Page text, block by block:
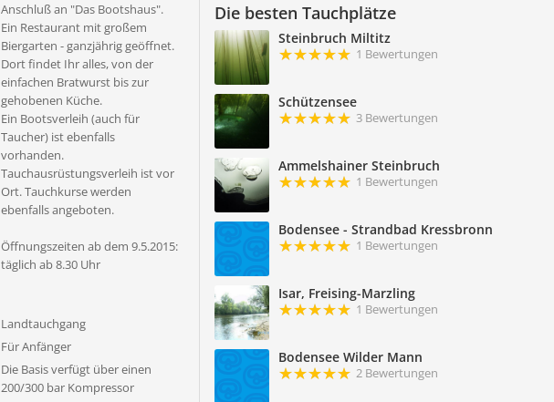
Die besten Tauchplätze
Steinbruch Miltitz
1 Bewertungen
Schützensee
3 Bewertungen
Ammelshainer Steinbruch
1 Bewertungen
Bodensee - Strandbad Kressbronn
1 Bewertungen
Isar, Freising-Marzling
1 Bewertungen
Bodensee Wilder Mann
2 Bewertungen
Anschluß an "Das Bootshaus".
Ein Restaurant mit großem
Biergarten - ganzjährig geöffnet.
Dort findet Ihr alles, von der
einfachen Bratwurst bis zur
gehobenen Küche.
Ein Bootsverleih (auch für
Taucher) ist ebenfalls
vorhanden.
Tauchausrüstungsverleih ist vor
Ort. Tauchkurse werden
ebenfalls angeboten.
Öffnungszeiten ab dem 9.5.2015:
täglich ab 8.30 Uhr
Landtauchgang
Für Anfänger
Die Basis verfügt über einen
200/300 bar Kompressor